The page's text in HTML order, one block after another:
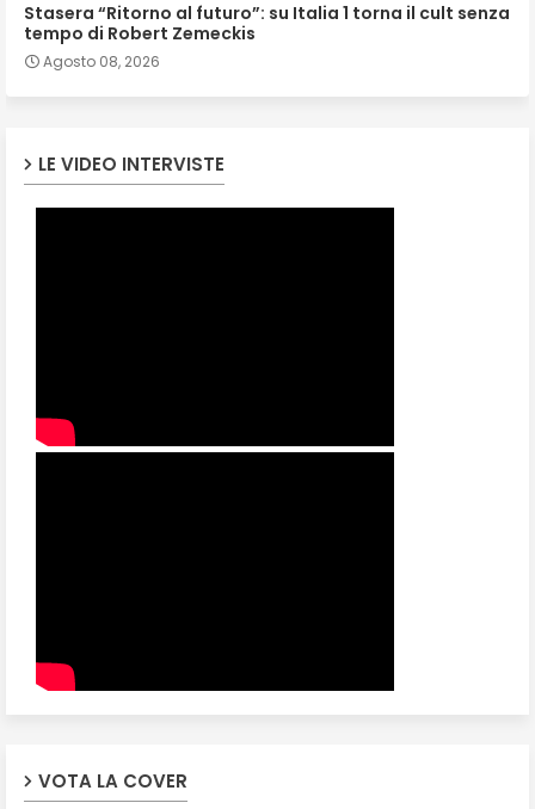
Stasera “Ritorno al futuro”: su Italia 1 torna il cult senza
tempo di Robert Zemeckis
Agosto 08, 2026
LE VIDEO INTERVISTE
VOTA LA COVER